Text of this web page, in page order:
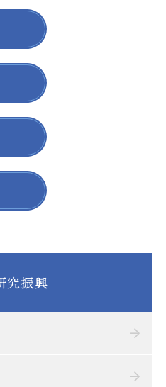
用について
ポリシー
せはこちら
究振興